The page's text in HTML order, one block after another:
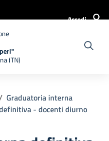
Accedi
(TN)
Graduatoria interna
- docenti diurno